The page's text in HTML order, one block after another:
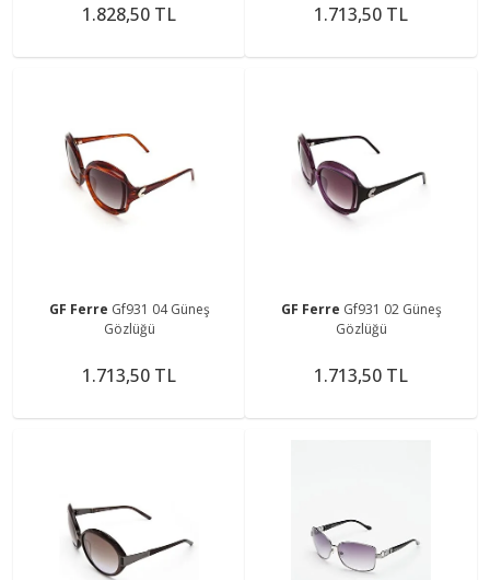
1.828,50 TL 1.713,50 TL
GF Ferre Gf931 04 Güneş
Gözlüğü
1.713,50 TL
GF Ferre Gf931 02 Güneş
Gözlüğü
1.713,50 TL